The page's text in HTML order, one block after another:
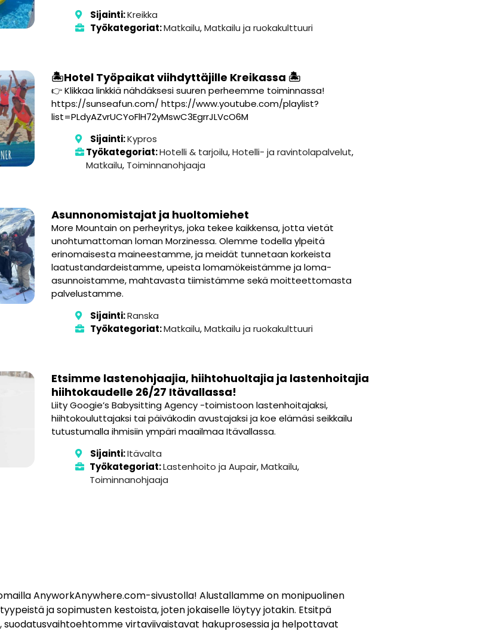
Sijainti:Kreikka
Työkategoriat:Matkailu,Matkailu ja ruokakulttuuri
🏝️Hotel Työpaikat viihdyttäjille Kreikassa 🏝️
👉 Klikkaa linkkiä nähdäksesi suuren perheemme toiminnassa!
https://sunseafun.com/ https://www.youtube.com/playlist?
list=PLdyAZvrUCYoFlH72yMswC3EgrrJLVcO6M
Sijainti:Kypros
Työkategoriat:Hotelli & tarjoilu,Hotelli- ja ravintolapalvelut,
Matkailu, Toiminnanohjaaja
Asunnonomistajat ja huoltomiehet
More Mountain on perheyritys, joka tekee kaikkensa, jotta vietät
unohtumattoman loman Morzinessa. Olemme todella ylpeitä
erinomaisesta maineestamme, ja meidät tunnetaan korkeista
laatustandardeistamme, upeista lomamökeistämme ja loma-
asunnoistamme, mahtavasta tiimistämme sekä moitteettomasta
palvelustamme.
Sijainti:Ranska
Työkategoriat:Matkailu,Matkailu ja ruokakulttuuri
Etsimme lastenohjaajia, hiihtohuoltajia ja lastenhoitajia
hiihtokaudelle 26/27 Itävallassa!
Liity Googie’s Babysitting Agency -toimistoon lastenhoitajaksi,
hiihtokouluttajaksi tai päiväkodin avustajaksi ja koe elämäsi seikkailu
tutustumalla ihmisiin ympäri maailmaa Itävallassa.
Sijainti:Itävalta
Työkategoriat:Lastenhoito ja Aupair,Matkailu,
Toiminnanohjaaja
AnyworkAnywhere.com-sivustolla! Alustallamme on monipuolinen
ja sopimusten kestoista, joten jokaiselle löytyy jotakin. Etsitpä
virtaviivaistavat hakuprosessia ja helpottavat